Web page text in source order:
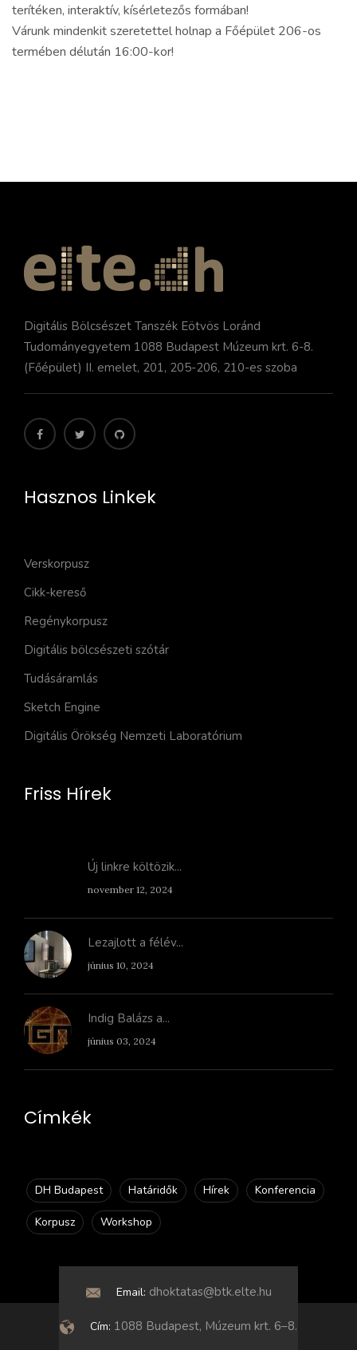
terítéken, interaktív, kísérletezős formában!
Várunk mindenkit szeretettel holnap a Főépület 206-os
termében délután 16:00-kor!
Digitális Bölcsészet Tanszék Eötvös Loránd
Tudományegyetem 1088 Budapest Múzeum krt. 6-8.
(Főépület) II. emelet, 201, 205-206, 210-es szoba
Hasznos Linkek
Verskorpusz
Cikk-kereső
Regénykorpusz
Digitális bölcsészeti szótár
Tudásáramlás
Sketch Engine
Digitális Örökség Nemzeti Laboratórium
Friss Hírek
Új linkre költözik...
november 12, 2024
Lezajlott a félév...
június 10, 2024
Indig Balázs a...
június 03, 2024
Címkék
DH Budapest Határidők Hírek Konferencia
Korpusz Workshop
Email: dhoktatas@btk.elte.hu
Cím: 1088 Budapest, Múzeum krt. 6–8.